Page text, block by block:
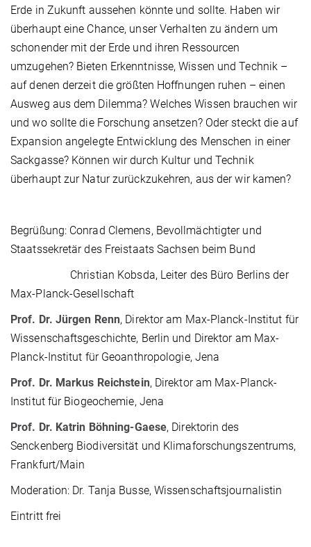
Erde in Zukunft aussehen könnte und sollte. Haben wir
überhaupt eine Chance, unser Verhalten zu ändern um
schonender mit der Erde und ihren Ressourcen
umzugehen? Bieten Erkenntnisse, Wissen und Technik –
auf denen derzeit die größten Hoffnungen ruhen – einen
Ausweg aus dem Dilemma? Welches Wissen brauchen wir
und wo sollte die Forschung ansetzen? Oder steckt die auf
Expansion angelegte Entwicklung des Menschen in einer
Sackgasse? Können wir durch Kultur und Technik
überhaupt zur Natur zurückzukehren, aus der wir kamen?
Begrüßung: Conrad Clemens, Bevollmächtigter und
Staatssekretär des Freistaats Sachsen beim Bund
Christian Kobsda, Leiter des Büro Berlins der
Max-Planck-Gesellschaft
Prof. Dr. Jürgen Renn, Direktor am Max-Planck-Institut für
Wissenschaftsgeschichte, Berlin und Direktor am Max-
Planck-Institut für Geoanthropologie, Jena
Prof. Dr. Markus Reichstein, Direktor am Max-Planck-
Institut für Biogeochemie, Jena
Prof. Dr. Katrin Böhning-Gaese, Direktorin des
Senckenberg Biodiversität und Klimaforschungszentrums,
Frankfurt/Main
Moderation: Dr. Tanja Busse, Wissenschaftsjournalistin
Eintritt frei